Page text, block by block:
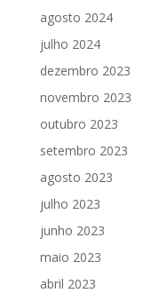
agosto 2024
julho 2024
dezembro 2023
novembro 2023
outubro 2023
setembro 2023
agosto 2023
julho 2023
junho 2023
maio 2023
abril 2023